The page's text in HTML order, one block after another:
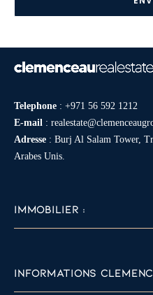
Telephone : +971 56 592 1212
E-mail :
Adresse : Burj Al Salam Tower,
Arabes Unis.
IMMOBILIER :
INFORMATIONS